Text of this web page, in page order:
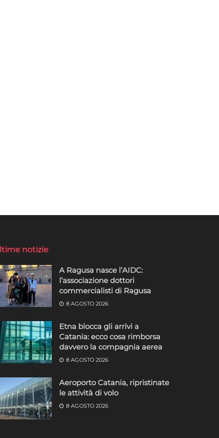
notizie
A Ragusa nasce l’AIDC:
l’associazione dottori
commercialisti di Ragusa
8 AGOSTO 2026
Etna blocca gli arrivi a
Catania: ecco cosa rimborsa
davvero la compagnia aerea
8 AGOSTO 2026
Aeroporto Catania, ripristinate
le attività di volo
8 AGOSTO 2026